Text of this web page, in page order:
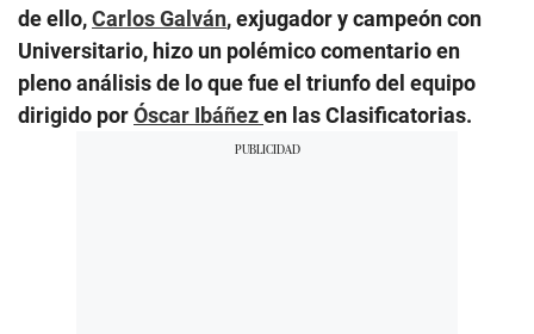
de ello,Carlos Galván, exjugador y campeón con
Universitario, hizo un polémico comentario en
pleno análisis de lo que fue el triunfo del equipo
dirigido porÓscar Ibáñezen las Clasificatorias.